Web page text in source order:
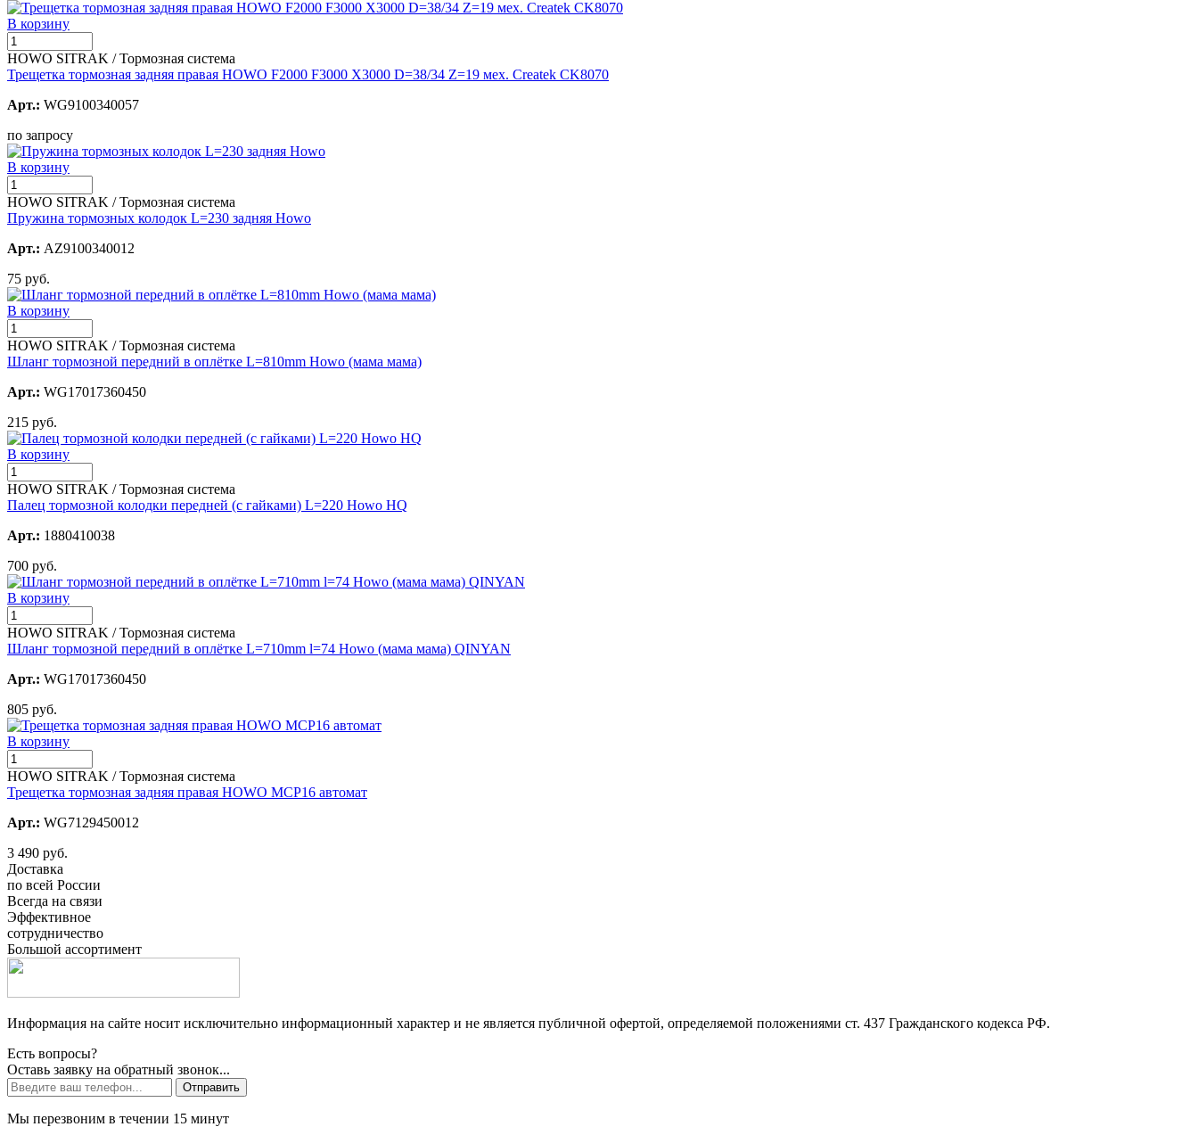
В корзину
HOWO SITRAK / Тормозная система
Трещетка тормозная задняя правая HOWO F2000 F3000 X3000 D=38/34 Z=19 мех. Createk CK8070
Арт.: WG9100340057
по запросу
В корзину
HOWO SITRAK / Тормозная система
Пружина тормозных колодок L=230 задняя Howo
Арт.: AZ9100340012
75 руб.
В корзину
HOWO SITRAK / Тормозная система
Шланг тормозной передний в оплётке L=810mm Howo (мама мама)
Арт.: WG17017360450
215 руб.
В корзину
HOWO SITRAK / Тормозная система
Палец тормозной колодки передней (с гайками) L=220 Howo HQ
Арт.: 1880410038
700 руб.
В корзину
HOWO SITRAK / Тормозная система
Шланг тормозной передний в оплётке L=710mm l=74 Howo (мама мама) QINYAN
Арт.: WG17017360450
805 руб.
В корзину
HOWO SITRAK / Тормозная система
Трещетка тормозная задняя правая HOWO MCP16 автомат
Арт.: WG7129450012
3 490 руб.
Доставка
по всей России
Всегда на связи
Эффективное
сотрудничество
Большой ассортимент
Информация на сайте носит исключительно информационный характер и не является публичной офертой, определяемой положениями ст. 437 Гражданского кодекса РФ.
Есть вопросы?
Оставь заявку на обратный звонок...
Отправить
Мы перезвоним в течении 15 минут